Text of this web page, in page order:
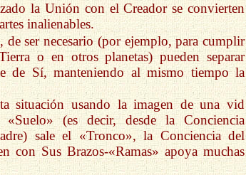
la Unión con el Creador se convierten
inalienables.
de ser necesario (por ejemplo, para cumplir
o en otros planetas) pueden separar
de Sí, manteniendo al mismo tiempo la
situación usando la imagen de una vid
(es decir, desde la Conciencia
sale el «Tronco», la Conciencia del
con Sus Brazos-«Ramas» apoya muchas